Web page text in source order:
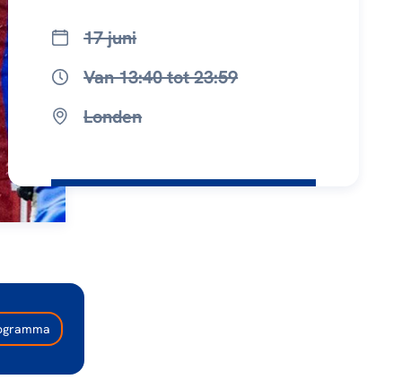
17 juni
Van 13:40 tot 23:59
Londen